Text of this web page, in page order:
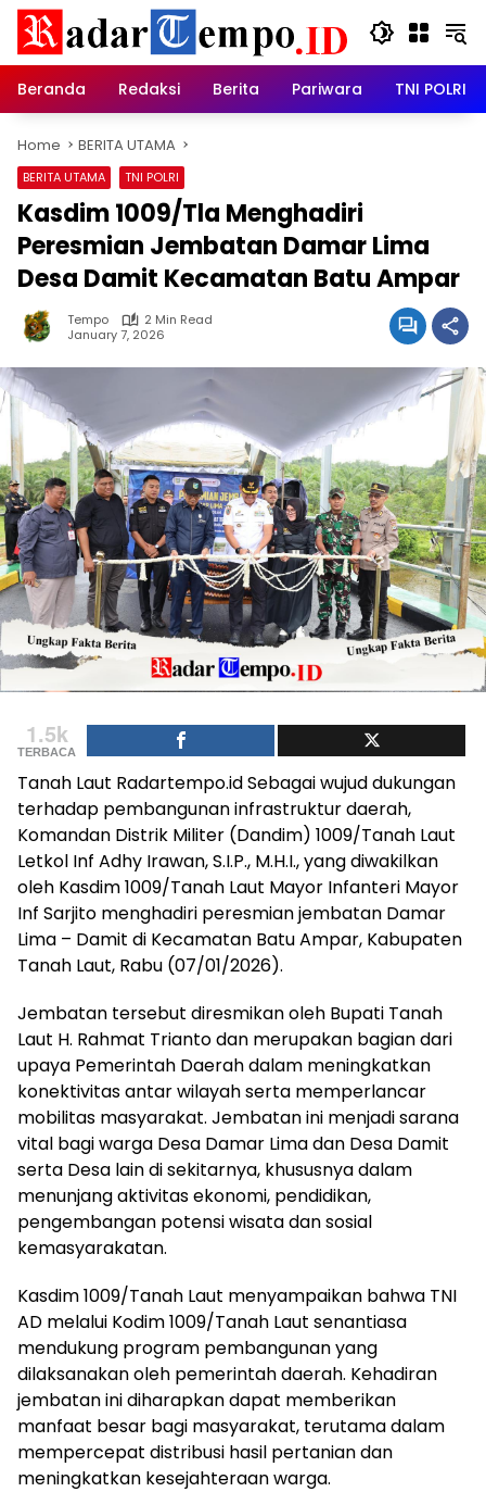
Skip
content
Beranda
Redaksi Berita Pariwara TNI POLRI
Home BERITA UTAMA
BERITA UTAMA TNI POLRI
Kasdim 1009/Tla Menghadiri
Peresmian Jembatan Damar Lima
Desa Damit Kecamatan Batu Ampar
Tempo
2 Min Read
January 7, 2026
1.5k
TERBACA
Tanah Laut Radartempo.id Sebagai wujud dukungan
terhadap pembangunan infrastruktur daerah,
Komandan Distrik Militer (Dandim) 1009/Tanah Laut
Letkol Inf Adhy Irawan, S.I.P., M.H.I., yang diwakilkan
oleh Kasdim 1009/Tanah Laut Mayor Infanteri Mayor
Inf Sarjito menghadiri peresmian jembatan Damar
Lima – Damit di Kecamatan Batu Ampar, Kabupaten
Tanah Laut, Rabu (07/01/2026).
Jembatan tersebut diresmikan oleh Bupati Tanah
Laut H. Rahmat Trianto dan merupakan bagian dari
upaya Pemerintah Daerah dalam meningkatkan
konektivitas antar wilayah serta memperlancar
mobilitas masyarakat. Jembatan ini menjadi sarana
vital bagi warga Desa Damar Lima dan Desa Damit
serta Desa lain di sekitarnya, khususnya dalam
menunjang aktivitas ekonomi, pendidikan,
pengembangan potensi wisata dan sosial
kemasyarakatan.
Kasdim 1009/Tanah Laut menyampaikan bahwa TNI
AD melalui Kodim 1009/Tanah Laut senantiasa
mendukung program pembangunan yang
dilaksanakan oleh pemerintah daerah. Kehadiran
jembatan ini diharapkan dapat memberikan
manfaat besar bagi masyarakat, terutama dalam
mempercepat distribusi hasil pertanian dan
meningkatkan kesejahteraan warga.